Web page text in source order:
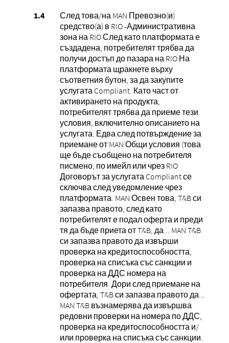
След това/на MAN Превозно(и)
средство(а) в RIO -Административна
зона на RIO След като платформата е
създадена, потребителят трябва да
получи достъп до пазара на RIO На
платформата щракнете върху
съответния бутон, за да закупите
услугата Compliant. Като част от
активирането на продукта,
потребителят трябва да приеме тези
условия, включително описанието на
услугата. Едва след потвърждение за
приемане от MAN Общи условия (това
ще бъде съобщено на потребителя
писмено, по имейл или чрез RIO
Договорът за услугата Compliant се
сключва след уведомление чрез
платформата. MAN Освен това, T&B си
запазва правото, след като
потребителят е подал оферта и преди
тя да бъде приета от T&B, да... MAN T&B
си запазва правото да извърши
проверка на кредитоспособността,
проверка на списъка със санкции и
проверка на ДДС номера на
потребителя. Дори след приемане на
офертата, T&B си запазва правото да...
MAN T&B възнамерява да извършва
редовни проверки на номера по ДДС,
проверка на кредитоспособността и/
или проверка на списъка със санкции.